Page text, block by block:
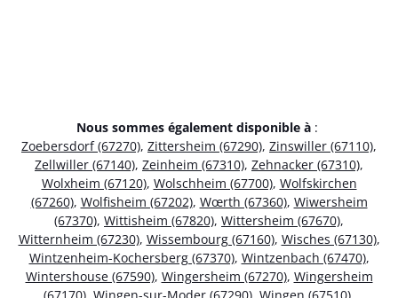
Nous sommes également disponible à :
Zoebersdorf (67270), Zittersheim (67290), Zinswiller (67110),
Zellwiller (67140), Zeinheim (67310), Zehnacker (67310),
Wolxheim (67120), Wolschheim (67700), Wolfskirchen
(67260), Wolfisheim (67202), Wœrth (67360), Wiwersheim
(67370), Wittisheim (67820), Wittersheim (67670),
Witternheim (67230), Wissembourg (67160), Wisches (67130),
Wintzenheim-Kochersberg (67370), Wintzenbach (67470),
Wintershouse (67590), Wingersheim (67270), Wingersheim